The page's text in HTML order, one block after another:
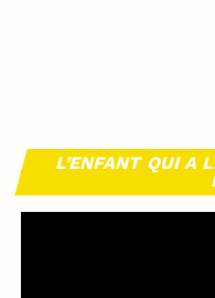
L’ENFANT QUI A